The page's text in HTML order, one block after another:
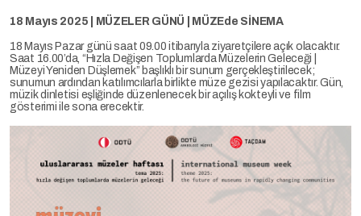
18 Mayıs 2025 | MÜZELER GÜNÜ | MÜZEde SİNEMA
18 Mayıs Pazar günü saat 09.00 itibarıyla ziyaretçilere açık olacaktır.
Saat 16.00’da, “Hızla Değişen Toplumlarda Müzelerin Geleceği |
Müzeyi Yeniden Düşlemek” başlıklı bir sunum gerçekleştirilecek;
sunumun ardından katılımcılarla birlikte müze gezisi yapılacaktır. Gün,
müzik dinletisi eşliğinde düzenlenecek bir açılış kokteyli ve film
gösterimi ile sona erecektir.